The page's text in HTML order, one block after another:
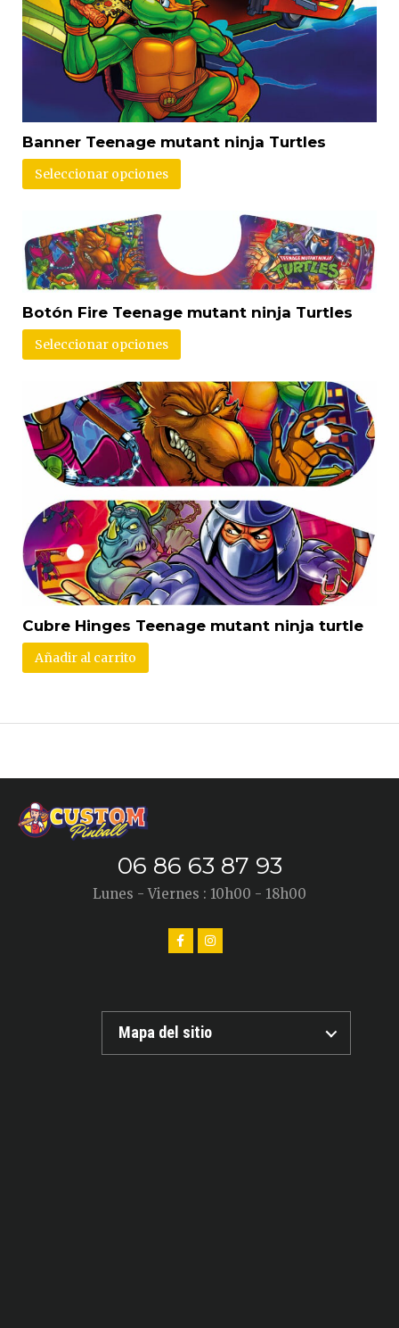
Banner Teenage mutant ninja Turtles
Seleccionar opciones
Botón Fire Teenage mutant ninja Turtles
Seleccionar opciones
Cubre Hinges Teenage mutant ninja turtle
Añadir al carrito
06 86 63 87 93
Lunes - Viernes : 10h00 - 18h00
Mapa del sitio